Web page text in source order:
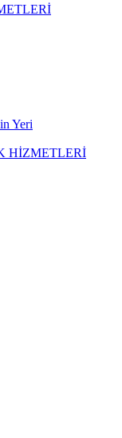
Yeri
HİZMETLERİ